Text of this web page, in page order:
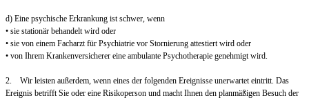
d) Eine psychische Erkrankung ist schwer, wenn
• sie stationär behandelt wird oder
• sie von einem Facharzt für Psychiatrie vor Stornierung attestiert wird oder
• von Ihrem Krankenversicherer eine ambulante Psychotherapie genehmigt wird.
2. Wir leisten außerdem, wenn eines der folgenden Ereignisse unerwartet eintritt. Das
Ereignis betrifft Sie oder eine Risikoperson und macht Ihnen den planmäßigen Besuch der